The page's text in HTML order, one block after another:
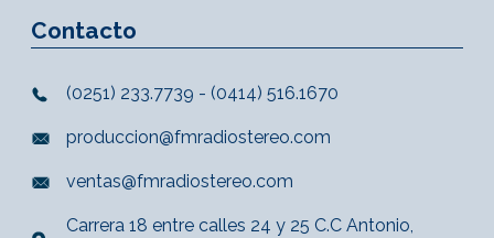
Contacto
(0251) 233.7739 - (0414) 516.1670
produccion@fmradiostereo.com
ventas@fmradiostereo.com
Carrera 18 entre calles 24 y 25 C.C Antonio,